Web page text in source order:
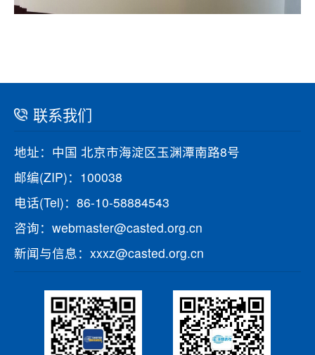
联系我们
地址：中国 北京市海淀区玉渊潭南路8号
邮编(ZIP)：100038
电话(Tel)：86-10-58884543
咨询：webmaster@casted.org.cn
新闻与信息：xxxz@casted.org.cn